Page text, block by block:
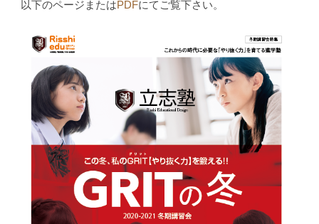
以下のページまたはPDFにてご覧下さい。